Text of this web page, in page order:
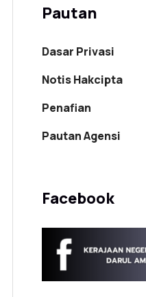
Pautan
Dasar Privasi
Notis Hakcipta
Penafian
Pautan Agensi
Facebook